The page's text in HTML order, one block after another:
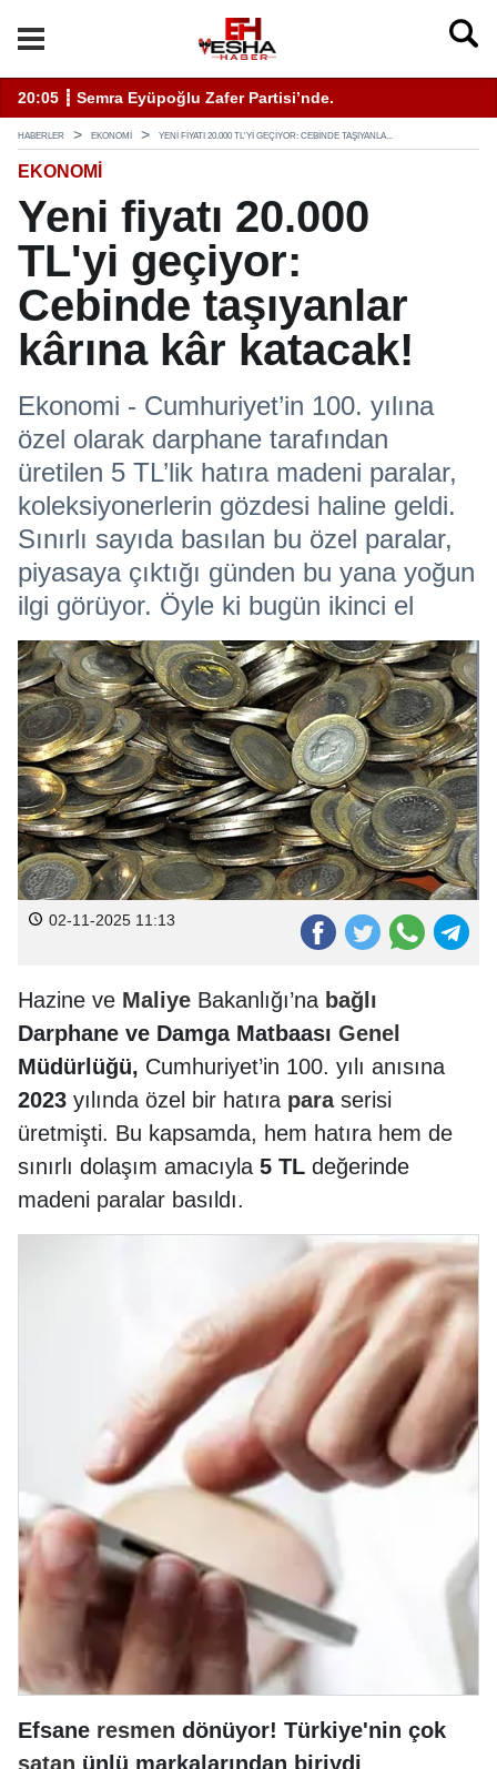
Hizmet İçin Bilinmesi Gerekenler
20:05 ┋ Semra Eyüpoğlu Zafer Partisi’nde.
HABERLER EKONOMI YENI FIYATI 20.000 TL'YI GEÇIYOR: CEBINDE TAŞIYANLA...
EKONOMI
Yeni fiyatı 20.000
TL'yi geçiyor:
Cebinde taşıyanlar
kârına kâr katacak!
Ekonomi - Cumhuriyet’in 100. yılına
özel olarak darphane tarafından
üretilen 5 TL’lik hatıra madeni paralar,
koleksiyonerlerin gözdesi haline geldi.
Sınırlı sayıda basılan bu özel paralar,
piyasaya çıktığı günden bu yana yoğun
ilgi görüyor. Öyle ki bugün ikinci el
02-11-2025 11:13
Hazine ve Maliye Bakanlığı’na bağlı
Darphane ve Damga Matbaası Genel
Müdürlüğü, Cumhuriyet’in 100. yılı anısına
2023 yılında özel bir hatıra paraserisi
üretmişti. Bu kapsamda, hem hatıra hem de
sınırlı dolaşım amacıyla 5 TL değerinde
madeni paralar basıldı.
Efsane resmen dönüyor! Türkiye'nin çok
satan ünlü markalarından biriydi